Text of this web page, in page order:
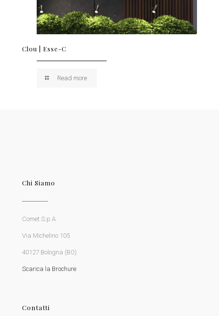
Clou | Esse-C
Read more
Chi Siamo
Comet S.p.A.
Via Michelino 105
40127 Bologna (BO)
Scarica la Brochure
Contatti